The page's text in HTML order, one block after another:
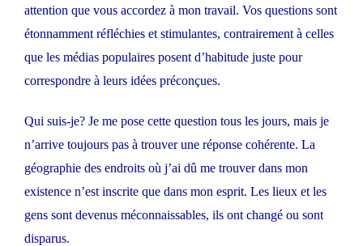
attention que vous accordez à mon travail. Vos questions sont
étonnamment réfléchies et stimulantes, contrairement à celles
que les médias populaires posent d’habitude juste pour
correspondre à leurs idées préconçues.
Qui suis-je? Je me pose cette question tous les jours, mais je
n’arrive toujours pas à trouver une réponse cohérente. La
géographie des endroits où j’ai dû me trouver dans mon
existence n’est inscrite que dans mon esprit. Les lieux et les
gens sont devenus méconnaissables, ils ont changé ou sont
disparus.